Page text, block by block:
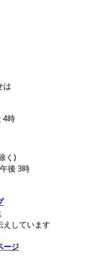
は
4時
く)
後 3時
えしています
ージ